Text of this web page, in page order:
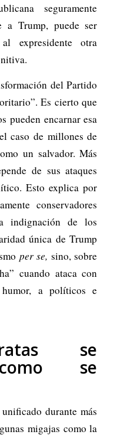
seguramente
a Trump, puede ser
expresidente otra
del Partido
Es cierto que
pueden encarnar esa
caso de millones de
un salvador. Más
de sus ataques
Esto explica por
conservadores
indignación de los
única de Trump
per se, sino, sobre
cuando ataca con
a políticos e
se
se
durante más
migajas como la